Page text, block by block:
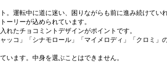
。運転中に道に迷い、困りながらも前に進み続けてい
ーリーが込められています。
れたチョコミントデザインがポイントです。
ッコ」「シナモロール」「マイメロディ」「クロミ」
います。中身を選ぶことはできません。